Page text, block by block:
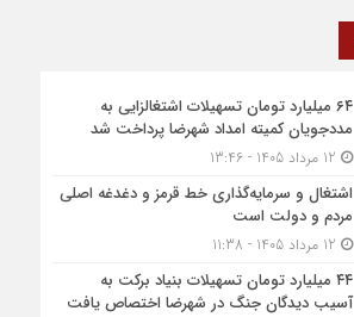
۶۴ میلیارد تومان تسهیلات اشتغالزایی به
مددجویان کمیته امداد شهرضا پرداخت شد
اشتغال و سرمایه‌گذاری خط قرمز و دغدغه اصلی
مردم و دولت است
۴۴ میلیارد تومان تسهیلات بنیاد برکت به
آسیب دیدگان جنگ در شهرضا اختصاص یافت